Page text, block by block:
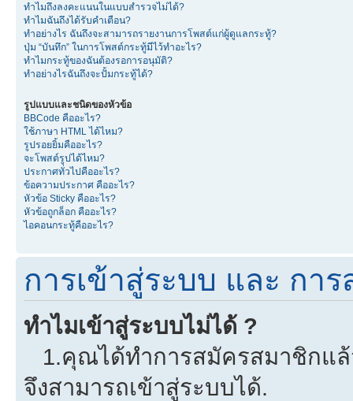
ทำไมถึงลงคะแนนในแบบสำรวจไม่ได้?
ทำไมฉันถึงได้รับคำเตือน?
ทำอย่างไร ฉันถึงจะสามารถรายงานการโพสต์แก่ผู้ดูแลกระทู้?
ปุ่ม “บันทึก” ในการโพสต์กระทู้มีไว้ทำอะไร?
ทำไมกระทู้ของฉันต้องรอการอนุมัติ?
ทำอย่างไรฉันถึงจะปั้มกระทู้ได้?
รูปแบบและชนิดของหัวข้อ
BBCode คืออะไร?
ใช้ภาษา HTML ได้ไหม?
รูปรอยยิ้มคืออะไร?
จะโพสต์รูปได้ไหม?
ประกาศทั่วไปคืออะไร?
ข้อความประกาศ คืออะไร?
หัวข้อ Sticky คืออะไร?
หัวข้อถูกล็อก คืออะไร?
ไอคอนกระทู้คืออะไร?
การเข้าสู่ระบบ และ กา
ทำไมเข้าสู่ระบบไม่ได้ ?
1.คุณได้ทำการสมัครสมาชิกแ
จึงสามารถเข้าสู่ระบบได้.